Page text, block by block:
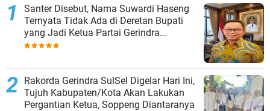
Santer Disebut, Nama Suwardi Haseng
Ternyata Tidak Ada di Deretan Bupati
yang Jadi Ketua Partai Gerindra
Kabupaten
Rakorda Gerindra SulSel Digelar Hari Ini,
Tujuh Kabupaten/Kota Akan Lakukan
Pergantian Ketua, Soppeng Diantaranya